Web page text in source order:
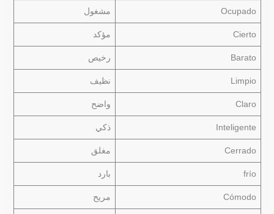
Ocupado مشغول
Cierto مؤكد
Barato رخيص
Limpio نظيف
Claro واضح
Inteligente ذكي
Cerrado مغلق
frío بارد
Cómodo مريح